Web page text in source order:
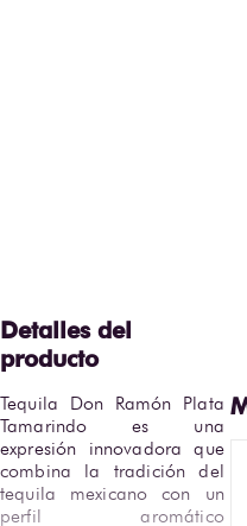
Tequila Don Ramón Plata
Tamarindo es una
expresión innovadora que
combina la tradición del
tequila mexicano con un
perfil aromático